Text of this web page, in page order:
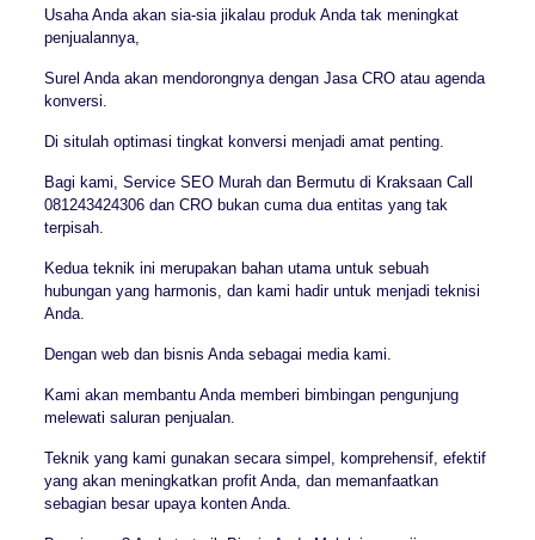
Usaha Anda akan sia-sia jikalau produk Anda tak meningkat
penjualannya,
Surel Anda akan mendorongnya dengan Jasa CRO atau agenda
konversi.
Di situlah optimasi tingkat konversi menjadi amat penting.
Bagi kami, Service SEO Murah dan Bermutu di Kraksaan Call
081243424306 dan CRO bukan cuma dua entitas yang tak
terpisah.
Kedua teknik ini merupakan bahan utama untuk sebuah
hubungan yang harmonis, dan kami hadir untuk menjadi teknisi
Anda.
Dengan web dan bisnis Anda sebagai media kami.
Kami akan membantu Anda memberi bimbingan pengunjung
melewati saluran penjualan.
Teknik yang kami gunakan secara simpel, komprehensif, efektif
yang akan meningkatkan profit Anda, dan memanfaatkan
sebagian besar upaya konten Anda.